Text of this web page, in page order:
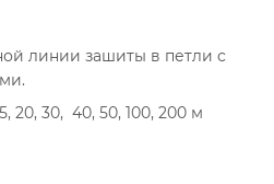
линии зашиты в петли с
20, 30, 40, 50, 100, 200 м